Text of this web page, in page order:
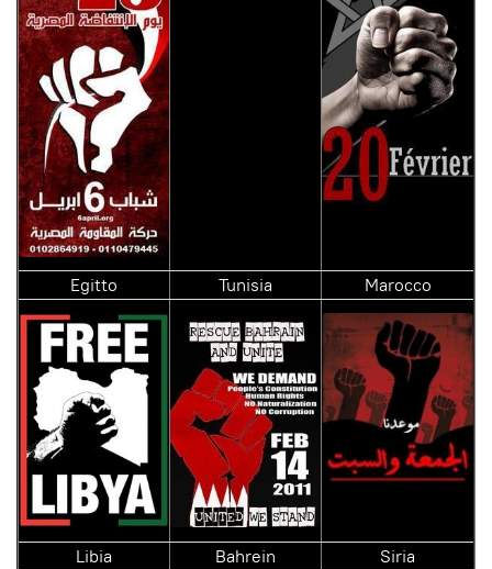
Egitto Tunisia Marocco
Libia Bahrein Siria